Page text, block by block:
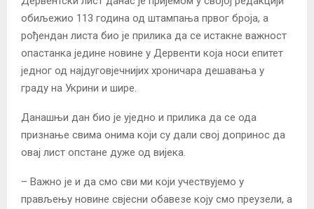
обиљежио 113 година од штампања првог броја, а
рођендан листа био је прилика да се истакне важност
опастанка једине новине у Дервенти која носи епитет
једног од најдуговјечнијих хроничара дешавања у
граду на Укрини и шире.
Данашњи дан био је уједно и прилика да се ода
признање свима онима који су дали свој допринос да
овај лист опстане дуже од вијека.
– Важно је и да смо сви ми који учествујемо у
прављењу новине свјесни обавезе коју смо преузели, а